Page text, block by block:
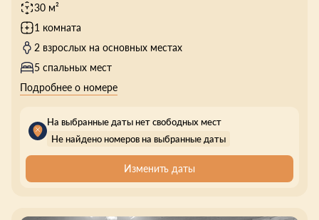
30 м²
1 комната
2 взрослых на основных местах
5 спальных мест
Подробнее о номере
На выбранные даты нет свободных мест
Не найдено номеров на выбранные даты
Изменить даты